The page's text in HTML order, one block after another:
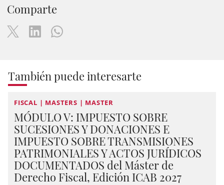
Comparte
También puede interesarte
FISCAL | MASTERS | MASTER
MÓDULO V: IMPUESTO SOBRE
SUCESIONES Y DONACIONES E
IMPUESTO SOBRE TRANSMISIONES
PATRIMONIALES Y ACTOS JURÍDICOS
DOCUMENTADOS del Máster de
Derecho Fiscal, Edición ICAB 2027